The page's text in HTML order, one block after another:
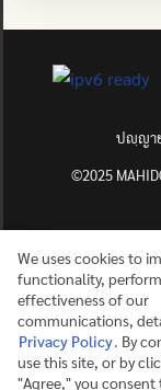
ปญฺญา
©2025
We uses cookies to
functionality,
effectiveness of our
communications,
Privacy Policy. By
use this site, or by
"Agree," you consent